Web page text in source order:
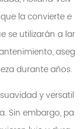
la convierte e
se utilizarán a lar
aseg
durante años.
y versatil
Sin embargo, pa